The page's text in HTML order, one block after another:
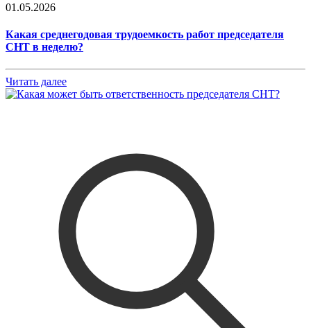
01.05.2026
Какая среднегодовая трудоемкость работ председателя
СНТ в неделю?
Читать далее